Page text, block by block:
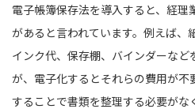
電子帳簿保存法を導入すると、経理
があると言われています。例えば、
インク代、保存棚、バインダーな
が、電子化するとそれらの費用が不
することで書類を整理する必要が